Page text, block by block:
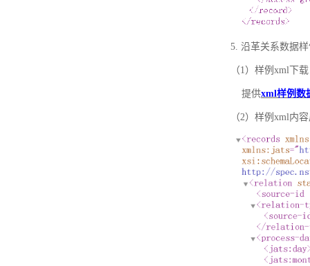
5. 沿革关系数据
（1）样例xml下载
提供xml样例数
（2）样例xml内